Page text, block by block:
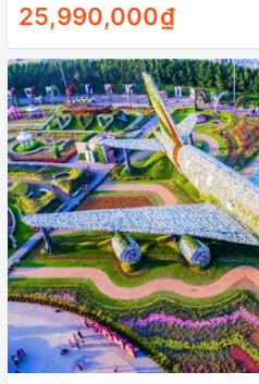
25,990,000₫